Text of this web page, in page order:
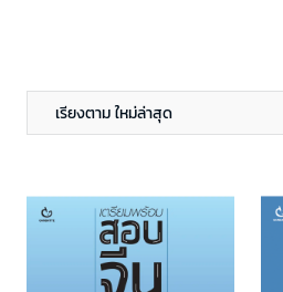
เรียงตาม ใหม่ล่าสุด